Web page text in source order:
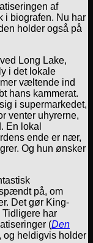
af
i biografen. Nu har
holder også på
Long Lake,
i det lokale
væltende ind
hans kammerat.
i supermarkedet,
venter uhyrerne,
En lokal
ende er nær,
Og hun ønsker
på, om
Det gør King-
har
(Den
og heldigvis holder